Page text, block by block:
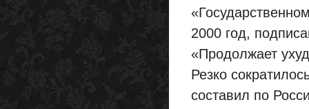
2000 год,
«Продолжает
Резко
составил по